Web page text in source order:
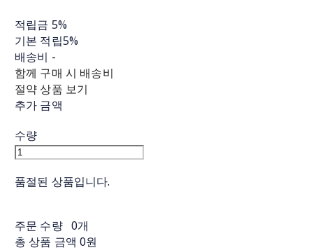
적립금 5%
기본 적립5%
배송비 -
함께 구매 시 배송비
절약 상품 보기
추가 금액
수량
품절된 상품입니다.
주문 수량 0개
총 상품 금액 0원